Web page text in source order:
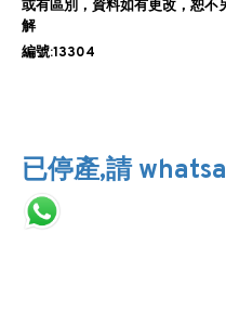
或有區別，資料如有更改，恕不
解
編號:13304
已停產,請